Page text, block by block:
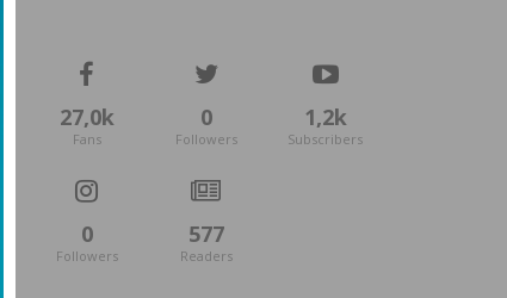
27,0k
Fans
0
Followers
1,2k
Subscribers
0
Followers
577
Readers